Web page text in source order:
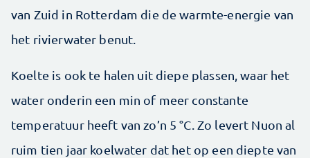
van Zuid in Rotterdam die de warmte-energie van
het rivierwater benut.
Koelte is ook te halen uit diepe plassen, waar het
water onderin een min of meer constante
temperatuur heeft van zo’n 5 °C. Zo levert Nuon al
ruim tien jaar koelwater dat het op een diepte van